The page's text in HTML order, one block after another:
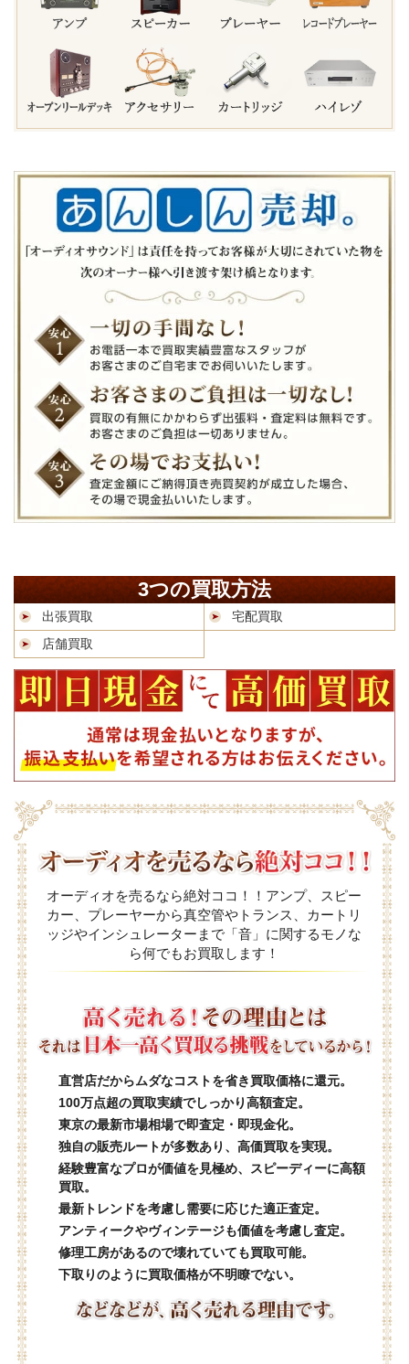
3つの買取方法
出張買取
宅配買取
店舗買取
オーディオを売るなら絶対ココ！！アンプ、スピー
カー、プレーヤーから真空管やトランス、カートリ
ッジやインシュレーターまで「音」に関するモノな
ら何でもお買取します！
直営店だからムダなコストを省き買取価格に還元。
100万点超の買取実績でしっかり高額査定。
東京の最新市場相場で即査定・即現金化。
独自の販売ルートが多数あり、高価買取を実現。
経験豊富なプロが価値を見極め、スピーディーに高額
買取。
最新トレンドを考慮し需要に応じた適正査定。
アンティークやヴィンテージも価値を考慮し査定。
修理工房があるので壊れていても買取可能。
下取りのように買取価格が不明瞭でない。